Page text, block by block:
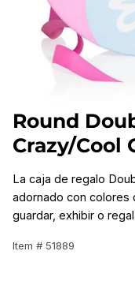
Round
Crazy/Cool
La caja de regalo
adornado con colores
guardar, exhibir o
Item # 51889